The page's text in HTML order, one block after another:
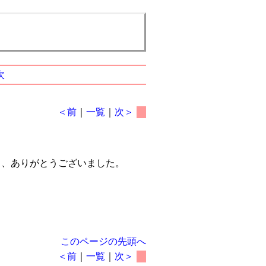
＜前 ｜一覧 次＞
ありがとうございました。
このページの先頭へ
＜前 ｜一覧 次＞